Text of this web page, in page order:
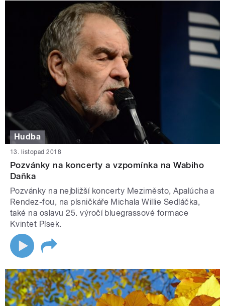
Hudba
13. listopad 2018
Pozvánky na koncerty a vzpomínka na Wabiho
Daňka
Pozvánky na nejbližší koncerty Meziměsto, Apalúcha a
Rendez-fou, na písničkáře Michala Willie Sedláčka,
také na oslavu 25. výročí bluegrassové formace
Kvintet Písek.